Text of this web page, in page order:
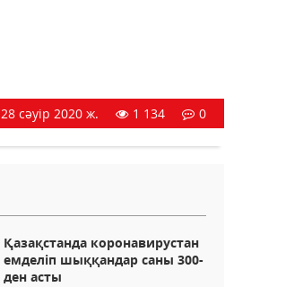
28 сәуір 2020 ж. 1 134 0
Қазақстанда коронавирустан
емделіп шыққандар саны 300-
ден асты